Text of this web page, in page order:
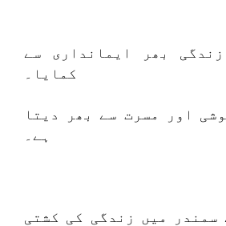
بھر ایمانداری سے
کمایا۔
اور مسرت سے بھر دیتا
ہے۔
سمندر میں زندگی کی کشتی